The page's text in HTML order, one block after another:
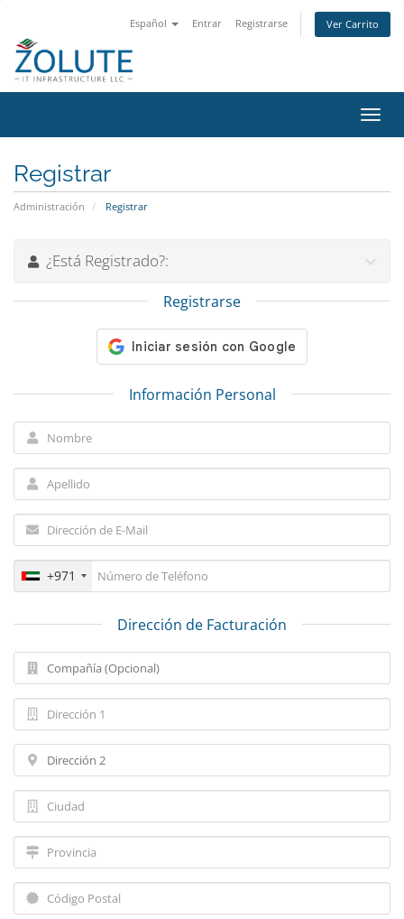
Español Entrar Registrarse Ver Carrito
Registrar
Administración Registrar
¿Está Registrado?:
Registrarse
Información Personal
+971
Dirección de Facturación